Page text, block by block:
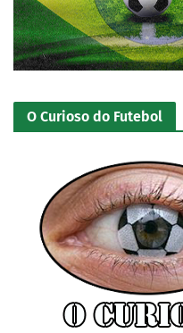
O Curioso do Futebol